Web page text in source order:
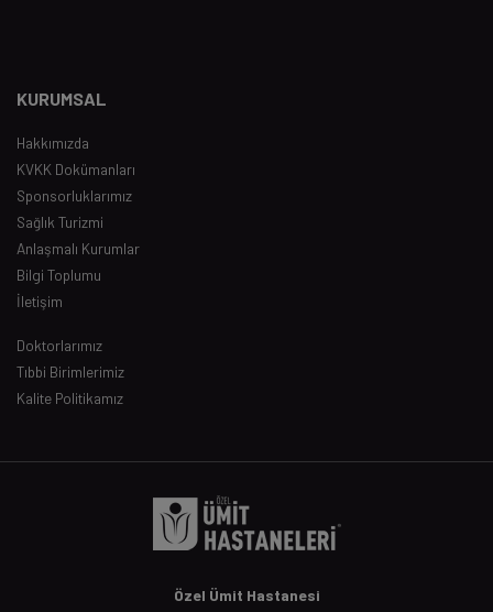
KURUMSAL
Hakkımızda
KVKK Dokümanları
Sponsorluklarımız
Sağlık Turizmi
Anlaşmalı Kurumlar
Bilgi Toplumu
İletişim
Doktorlarımız
Tıbbi Birimlerimiz
Kalite Politikamız
Özel Ümit Hastanesi